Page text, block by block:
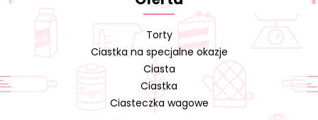
Torty
Ciastka na specjalne okazje
Ciasta
Ciastka
Ciasteczka wagowe